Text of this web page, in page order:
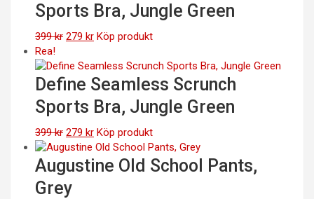
Sports Bra, Jungle Green
399kr Det
priset
var:
399 kr.
279 krDet
priset
är:
279 kr.
Köp produkt
Rea!
Define Seamless Scrunch
Sports Bra, Jungle Green
399kr Det
ursprungliga
priset
var:
399 kr.
279 krDet
nuvarande
priset
är:
Köp produkt
Augustine Old School Pants,
Grey